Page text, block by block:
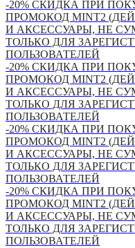
-20% СКИДКА ПРИ
ПРОМОКОД MINT2
И АКСЕССУАРЫ, НЕ
ТОЛЬКО ДЛЯ
ПОЛЬЗОВАТЕЛЕЙ
-20% СКИДКА ПРИ
ПРОМОКОД MINT2
И АКСЕССУАРЫ, НЕ
ТОЛЬКО ДЛЯ
ПОЛЬЗОВАТЕЛЕЙ
-20% СКИДКА ПРИ
ПРОМОКОД MINT2
И АКСЕССУАРЫ, НЕ
ТОЛЬКО ДЛЯ
ПОЛЬЗОВАТЕЛЕЙ
-20% СКИДКА ПРИ
ПРОМОКОД MINT2
И АКСЕССУАРЫ, НЕ
ТОЛЬКО ДЛЯ
ПОЛЬЗОВАТЕЛЕЙ